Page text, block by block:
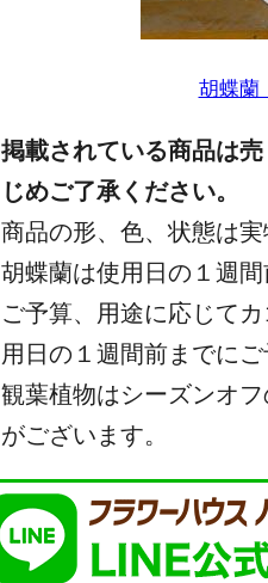
胡蝶蘭
掲載されている商品は
じめご了承ください。
商品の形、色、状態は
胡蝶蘭は使用日の１週
ご予算、用途に応じて
用日の１週間前までに
観葉植物はシーズンオ
がございます。